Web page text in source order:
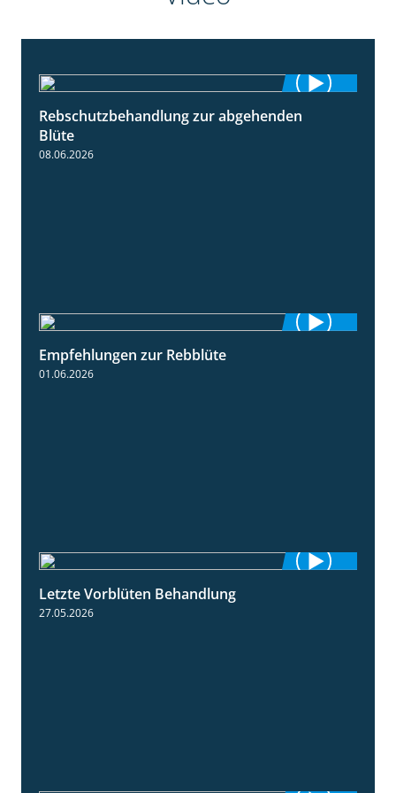
3:06
Rebschutzbehandlung zur abgehenden
Blüte
08.06.2026
Empfehlungen zur Rebblüte
01.06.2026
Letzte Vorblüten Behandlung
27.05.2026